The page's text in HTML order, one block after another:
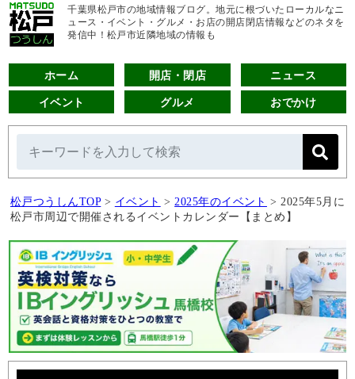
千葉県松戸市の地域情報ブログ。地元に根づいたローカルなニ
ュース・イベント・グルメ・お店の開店閉店情報などのネタを
発信中！松戸市近隣地域の情報も
ホーム 開店・閉店 ニュース
イベント グルメ おでかけ
松戸つうしんTOP > イベント > 2025年のイベント > 2025年5月に
松戸市周辺で開催されるイベントカレンダー【まとめ】